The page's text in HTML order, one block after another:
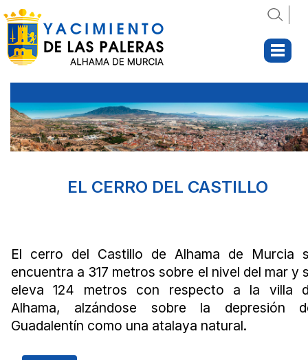
EL CERRO DEL CASTILLO
El cerro del Castillo de Alhama de Murcia
encuentra a 317 metros sobre el nivel del mar y
eleva 124 metros con respecto a la villa
Alhama, alzándose sobre la depresión
Guadalentín como una atalaya natural.